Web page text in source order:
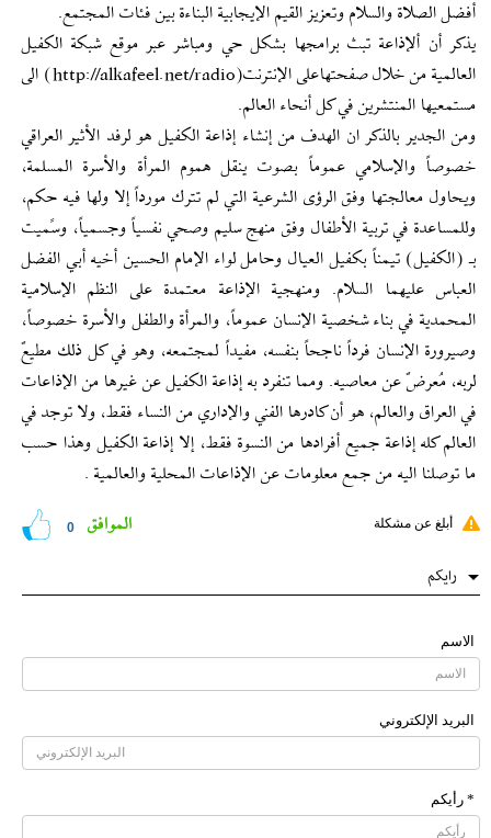
أفضل الصلاة والسلام وتعزيز القيم الإيجابية البناءة بين فئات المجتمع.
يذكر أن ألإذاعة تبث برامجها بشكل حي ومباشر عبر موقع شبكة الكفيل
العالمية من خلال صفحتهاعلى الإنترنت(http://alkafeel.net/radio) الى
مستمعيها المنتشرين في كل أنحاء العالم.
ومن الجدير بالذكر ان الهدف من إنشاء إذاعة الكفيل هو لرفد الأثير العراقي
خصوصاً والإسلامي عموماً بصوت ينقل هموم المرأة ‏والأسرة ‏المسلمة،
ويحاول معالجتها وفق الرؤى الشرعية التي لم تترك مورداً إلا ولها فيه حكم،
وللمساعدة في تربية ‏الأطفال وفق منهج سليم وصحي نفسياً ‏وجسمياً، وسًميت
بـ (الكفيل) تيمناً بكفيل العيال وحامل لواء الإمام الحسين ‏أخيه أبي الفضل
العباس عليهما السلام. ‏ومنهجية الإذاعة معتمدة على النظم الإسلامية
المحمدية في بناء شخصية الإنسان عموماً، والمرأة والطفل والأسرة ‏خصوصاً،
وصيرورة الإنسان فرداً ‏ناجحاً بنفسه، مفيداً لمجتمعه، وهو في كل ذلك مطيعٌ
لربه، مُعرضٌ عن معاصيه. ‏ومما تنفرد به إذاعة الكفيل عن غيرها من الإذاعات
في العراق والعالم، ‏هو أن كادرها الفني والإداري من النساء فقط، ‏ولا توجد في
العالم كله إذاعة جميع أفرادها من النسوة فقط، إلا إذاعة الكفيل وهذا حسب
ما توصلنا اليه من جمع معلومات عن الإذاعات المحلية والعالمية .
أبلغ عن مشكلة 0 الموافق
رایکم
الاسم
البرید الإلکتروني
* رأیکم